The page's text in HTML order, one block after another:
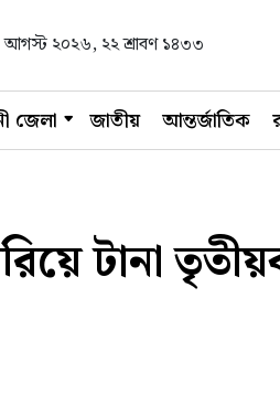
আগস্ট ২০২৬, ২২ শ্রাবণ ১৪৩৩
জেলা জাতীয় আন্তর্জাতিক
টানা